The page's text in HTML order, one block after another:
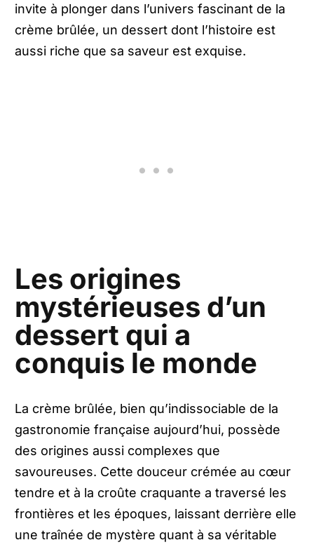
invite à plonger dans l’univers fascinant de la
crème brûlée, un dessert dont l’histoire est
aussi riche que sa saveur est exquise.
Les origines
mystérieuses d’un
dessert qui a
conquis le monde
La crème brûlée, bien qu’indissociable de la
gastronomie française aujourd’hui, possède
des origines aussi complexes que
savoureuses. Cette douceur crémée au cœur
tendre et à la croûte craquante a traversé les
frontières et les époques, laissant derrière elle
une traînée de mystère quant à sa véritable